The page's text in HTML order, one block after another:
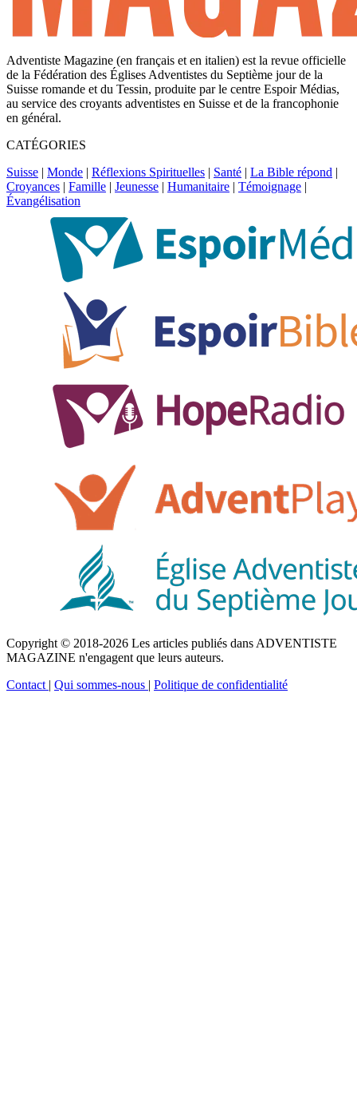
Adventiste Magazine (en français et en italien) est la revue officielle
de la Fédération des Églises Adventistes du Septième jour de la
Suisse romande et du Tessin, produite par le centre Espoir Médias,
au service des croyants adventistes en Suisse et de la francophonie
en général.
CATÉGORIES
Suisse | Monde | Réflexions Spirituelles | Santé | La Bible répond |
Croyances | Famille | Jeunesse | Humanitaire | Témoignage |
Évangélisation
Copyright © 2018-2026 Les articles publiés dans ADVENTISTE
MAGAZINE n'engagent que leurs auteurs.
Contact | Qui sommes-nous | Politique de confidentialité